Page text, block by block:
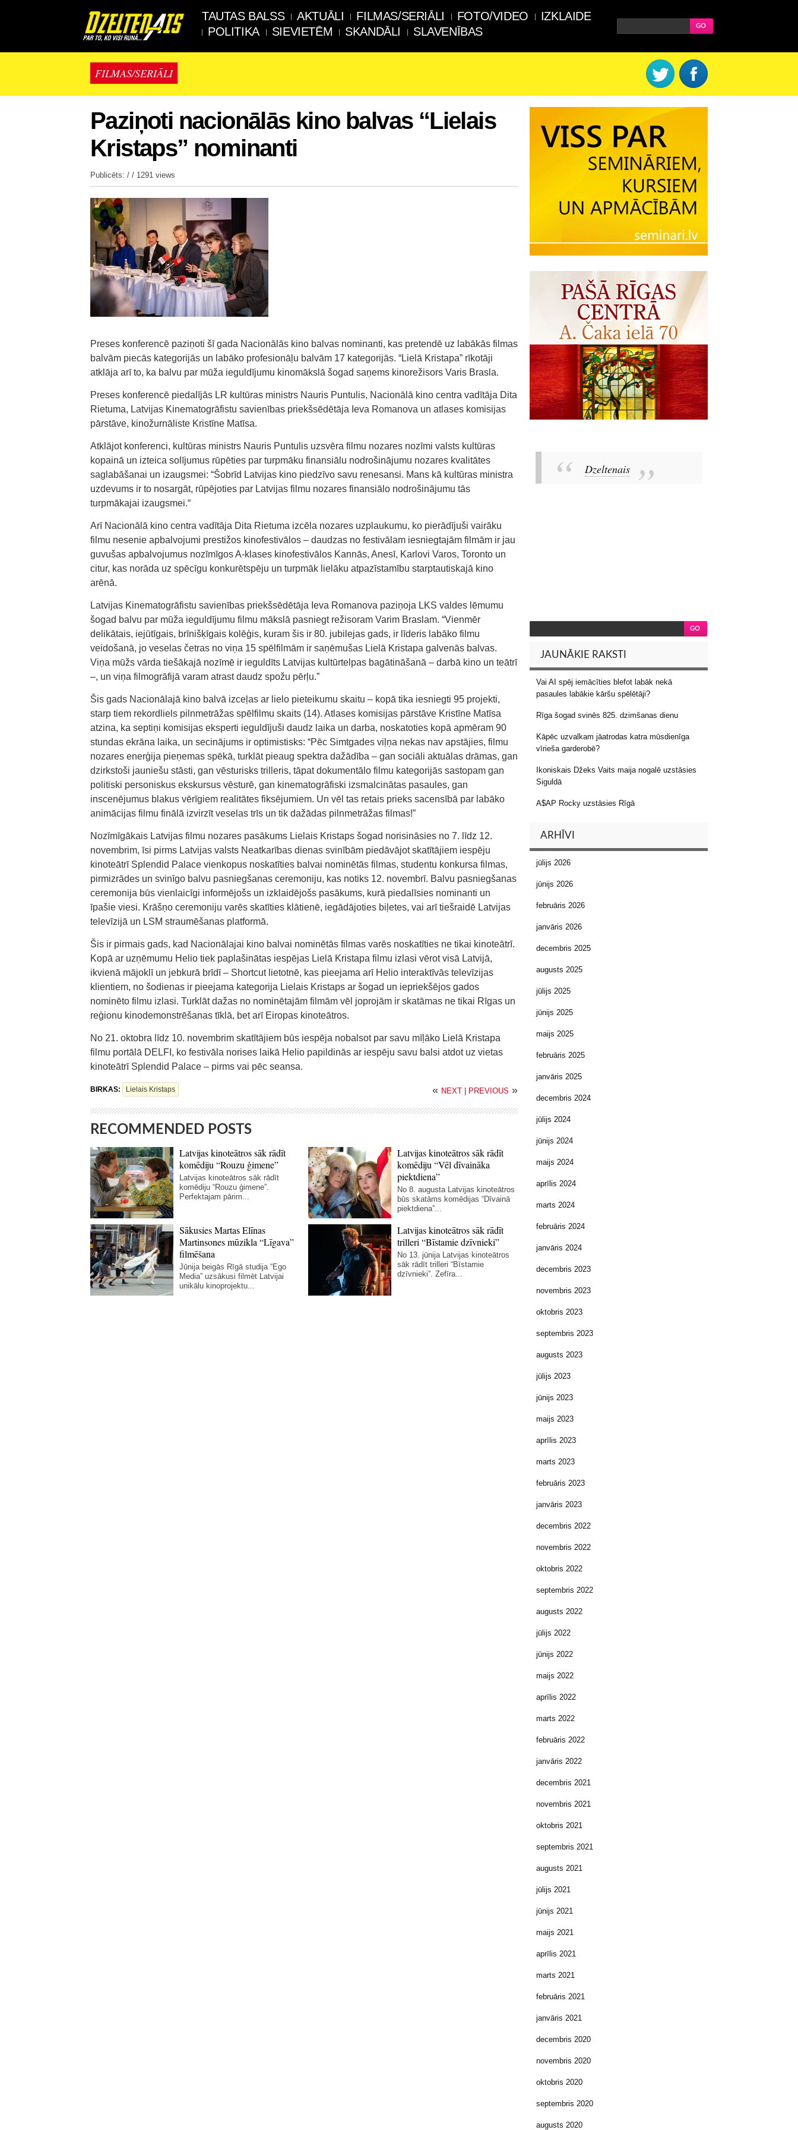
TAUTAS BALSS AKTUĀLI FILMAS/SERIĀLI FOTO/VIDEO
IZKLAIDE
POLITIKA
SIEVIETĒM SKANDĀLI SLAVENĪBAS
FILMAS/SERIĀLI
Paziņoti nacionālās kino balvas “Lielais
Kristaps” nominanti
Publicēts: / / 1291 views
Preses konferencē paziņoti šī gada Nacionālās kino balvas nominanti, kas pretendē uz labākās filmas
balvām piecās kategorijās un labāko profesionāļu balvām 17 kategorijās. “Lielā Kristapa” rīkotāji
atklāja arī to, ka balvu par mūža ieguldījumu kinomākslā šogad saņems kinorežisors Varis Brasla.
Preses konferencē piedalījās LR kultūras ministrs Nauris Puntulis, Nacionālā kino centra vadītāja Dita
Rietuma, Latvijas Kinematogrāfistu savienības priekšsēdētāja Ieva Romanova un atlases komisijas
pārstāve, kinožurnāliste Kristīne Matīsa.
Atklājot konferenci, kultūras ministrs Nauris Puntulis uzsvēra filmu nozares nozīmi valsts kultūras
kopainā un izteica solījumus rūpēties par turpmāku finansiālu nodrošinājumu nozares kvalitātes
saglabāšanai un izaugsmei: “Šobrīd Latvijas kino piedzīvo savu renesansi. Mans kā kultūras ministra
uzdevums ir to nosargāt, rūpējoties par Latvijas filmu nozares finansiālo nodrošinājumu tās
turpmākajai izaugsmei.“
Arī Nacionālā kino centra vadītāja Dita Rietuma izcēla nozares uzplaukumu, ko pierādījuši vairāku
filmu nesenie apbalvojumi prestižos kinofestivālos – daudzas no festivālam iesniegtajām filmām ir jau
guvušas apbalvojumus nozīmīgos A-klases kinofestivālos Kannās, Anesī, Karlovi Varos, Toronto un
citur, kas norāda uz spēcīgu konkurētspēju un turpmāk lielāku atpazīstamību starptautiskajā kino
arēnā.
Latvijas Kinematogrāfistu savienības priekšsēdētāja Ieva Romanova paziņoja LKS valdes lēmumu
šogad balvu par mūža ieguldījumu filmu mākslā pasniegt režisoram Varim Braslam. “Vienmēr
delikātais, iejūtīgais, brīnišķīgais kolēģis, kuram šis ir 80. jubilejas gads, ir līderis labāko filmu
veidošanā, jo veselas četras no viņa 15 spēlfilmām ir saņēmušas Lielā Kristapa galvenās balvas.
Viņa mūžs vārda tiešākajā nozīmē ir ieguldīts Latvijas kultūrtelpas bagātināšanā – darbā kino un teātrī
–, un viņa filmogrāfijā varam atrast daudz spožu pērļu.”
Šis gads Nacionālajā kino balvā izceļas ar lielo pieteikumu skaitu – kopā tika iesniegti 95 projekti,
starp tiem rekordliels pilnmetrāžas spēlfilmu skaits (14). Atlases komisijas pārstāve Kristīne Matīsa
atzina, ka septiņi komisijas eksperti ieguldījuši daudz laika un darba, noskatoties kopā apmēram 90
stundas ekrāna laika, un secinājums ir optimistisks: “Pēc Simtgades viļņa nekas nav apstājies, filmu
nozares enerģija pieņemas spēkā, turklāt pieaug spektra dažādība – gan sociāli aktuālas drāmas, gan
dzirkstoši jauniešu stāsti, gan vēsturisks trilleris, tāpat dokumentālo filmu kategorijās sastopam gan
politiski personiskus ekskursus vēsturē, gan kinematogrāfiski izsmalcinātas pasaules, gan
inscenējumus blakus vērīgiem realitātes fiksējumiem. Un vēl tas retais prieks sacensībā par labāko
animācijas filmu finālā izvirzīt veselas trīs un tik dažādas pilnmetrāžas filmas!”
Nozīmīgākais Latvijas filmu nozares pasākums Lielais Kristaps šogad norisināsies no 7. līdz 12.
novembrim, īsi pirms Latvijas valsts Neatkarības dienas svinībām piedāvājot skatītājiem iespēju
kinoteātrī Splendid Palace vienkopus noskatīties balvai nominētās filmas, studentu konkursa filmas,
pirmizrādes un svinīgo balvu pasniegšanas ceremoniju, kas notiks 12. novembrī. Balvu pasniegšanas
ceremonija būs vienlaicīgi informējošs un izklaidējošs pasākums, kurā piedalīsies nominanti un
īpašie viesi. Krāšņo ceremoniju varēs skatīties klātienē, iegādājoties biļetes, vai arī tiešraidē Latvijas
televīzijā un LSM straumēšanas platformā.
Šis ir pirmais gads, kad Nacionālajai kino balvai nominētās filmas varēs noskatīties ne tikai kinoteātrī.
Kopā ar uzņēmumu Helio tiek paplašinātas iespējas Lielā Kristapa filmu izlasi vērot visā Latvijā,
ikvienā mājoklī un jebkurā brīdī – Shortcut lietotnē, kas pieejama arī Helio interaktīvās televīzijas
klientiem, no šodienas ir pieejama kategorija Lielais Kristaps ar šogad un iepriekšējos gados
nominēto filmu izlasi. Turklāt dažas no nominētajām filmām vēl joprojām ir skatāmas ne tikai Rīgas un
reģionu kinodemonstrēšanas tīklā, bet arī Eiropas kinoteātros.
No 21. oktobra līdz 10. novembrim skatītājiem būs iespēja nobalsot par savu mīļāko Lielā Kristapa
filmu portālā DELFI, ko festivāla norises laikā Helio papildinās ar iespēju savu balsi atdot uz vietas
kinoteātrī Splendid Palace – pirms vai pēc seansa.
BIRKAS: Lielais Kristaps « NEXT PREVIOUS »
RECOMMENDED POSTS
Latvijas kinoteātros sāk rādīt
komēdiju “Rouzu ģimene”
Latvijas kinoteātros sāk rādīt
komēdiju “Rouzu ģimene”.
Perfektajam pārim...
Latvijas kinoteātros sāk rādīt
komēdiju “Vēl dīvaināka
piektdiena”
No 8. augusta Latvijas kinoteātros
būs skatāms komēdijas “Dīvainā
piektdiena”...
Sākusies Martas Elīnas
Martinsones mūzikla “Līgava”
filmēšana
Jūnija beigās Rīgā studija “Ego
Media” uzsākusi filmēt Latvijai
unikālu kinoprojektu...
Latvijas kinoteātros sāk rādīt
trilleri “Bīstamie dzīvnieki”
No 13. jūnija Latvijas kinoteātros
sāk rādīt trilleri “Bīstamie
dzīvnieki”. Zefīra...
Dzeltenais
JAUNĀKIE RAKSTI
Vai AI spēj iemācīties blefot labāk nekā
pasaules labākie kāršu spēlētāji?
Rīga šogad svinēs 825. dzimšanas dienu
Kāpēc uzvalkam jāatrodas katra mūsdienīga
vīrieša garderobē?
Ikoniskais Džeks Vaits maija nogalē uzstāsies
Siguldā
A$AP Rocky uzstāsies Rīgā
ARHĪVI
jūlijs 2026
jūnijs 2026
februāris 2026
janvāris 2026
decembris 2025
augusts 2025
jūlijs 2025
jūnijs 2025
maijs 2025
februāris 2025
janvāris 2025
decembris 2024
jūlijs 2024
jūnijs 2024
maijs 2024
aprīlis 2024
marts 2024
februāris 2024
janvāris 2024
decembris 2023
novembris 2023
oktobris 2023
septembris 2023
augusts 2023
jūlijs 2023
jūnijs 2023
maijs 2023
aprīlis 2023
marts 2023
februāris 2023
janvāris 2023
decembris 2022
novembris 2022
oktobris 2022
septembris 2022
augusts 2022
jūlijs 2022
jūnijs 2022
maijs 2022
aprīlis 2022
marts 2022
februāris 2022
janvāris 2022
decembris 2021
novembris 2021
oktobris 2021
septembris 2021
augusts 2021
jūlijs 2021
jūnijs 2021
maijs 2021
aprīlis 2021
marts 2021
februāris 2021
janvāris 2021
decembris 2020
novembris 2020
oktobris 2020
septembris 2020
augusts 2020